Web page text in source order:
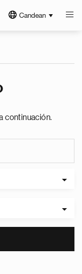
Candean
continuación.